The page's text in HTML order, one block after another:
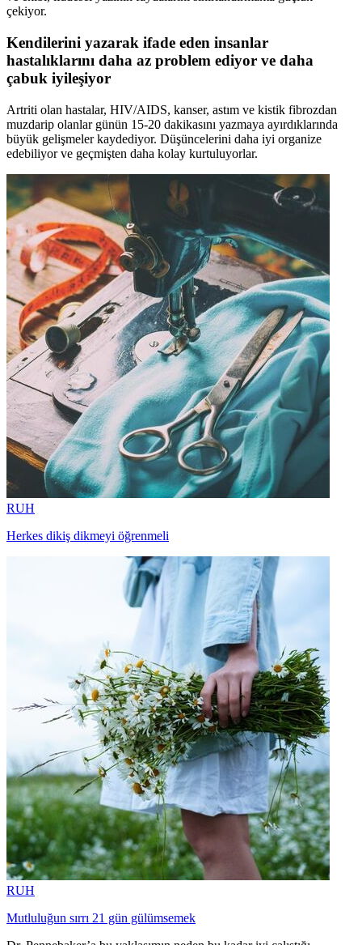
çekiyor.
Kendilerini yazarak ifade eden insanlar
hastalıklarını daha az problem ediyor ve daha
çabuk iyileşiyor
Artriti olan hastalar, HIV/AIDS, kanser, astım ve kistik fibrozdan
muzdarip olanlar günün 15-20 dakikasını yazmaya ayırdıklarında
büyük gelişmeler kaydediyor. Düşüncelerini daha iyi organize
edebiliyor ve geçmişten daha kolay kurtuluyorlar.
RUH
Herkes dikiş dikmeyi öğrenmeli
RUH
Mutluluğun sırrı 21 gün gülümsemek